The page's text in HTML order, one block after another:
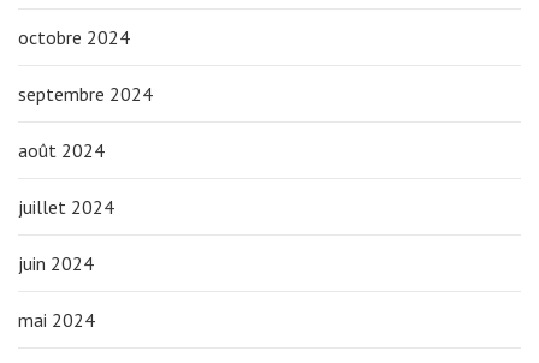
octobre 2024
septembre 2024
août 2024
juillet 2024
juin 2024
mai 2024